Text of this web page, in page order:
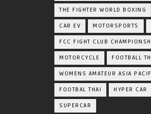
THE FIGHTER WORLD BOXING
CAR EV MOTORSPORTS
FCC FIGHT CLUB
MOTORCYCLE FOOTBALL
WOMENS AMATEUR ASIA
FOOTBAL THAI HYPER CAR
SUPERCAR